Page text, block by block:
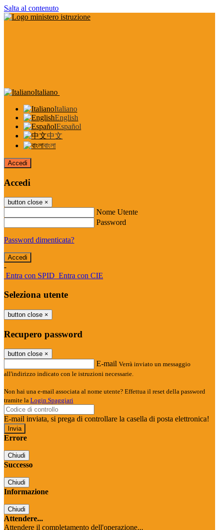
Salta al contenuto
Italiano
Italiano
English
Español
中文
বাংলা
Accedi
Accedi
button close ×
Nome Utente
Password
Password dimenticata?
-
Entra con SPID Entra con CIE
Seleziona utente
button close ×
Recupero password
button close ×
E-mail Verrà inviato un messaggio
all'indirizzo indicato con le istruzioni necessarie.
Non hai una e-mail associata al nome utente? Effettua il reset della password
tramite la Login Spaggiari
E-mail inviata, si prega di controllare la casella di posta elettronica!
Errore
Chiudi
Successo
Chiudi
Informazione
Chiudi
Attendere...
Attendere il completamento dell'operazione...